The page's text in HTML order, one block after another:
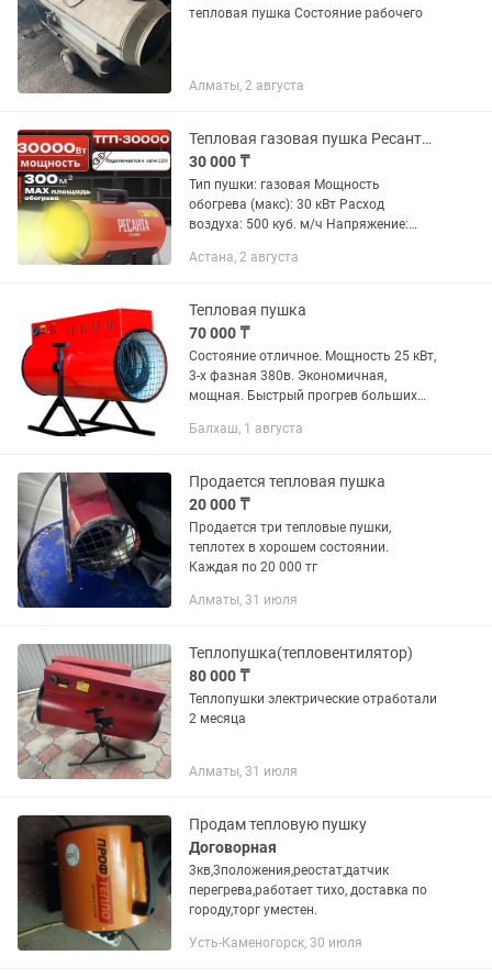
тепловая пушка Состояние рабочего
Алматы, 2 августа
Тепловая газовая пушка Ресанта ТГП-30000 на 300 квадратов, 30 кВт
30 000 ₸
Тип пушки: газовая Мощность
обогрева (макс): 30 кВт Расход
воздуха: 500 куб. м/ч Напряжение:
BT Топливо: газ Особенности:
Астана, 2 августа
Тепловая пушка
70 000 ₸
Состояние отличное. Мощность 25 кВт,
3-х фазная 380в. Экономичная,
мощная. Быстрый прогрев больших
регулировки скорости вращения
Балхаш, 1 августа
Продается тепловая пушка
20 000 ₸
Продается три тепловые пушки,
теплотех в хорошем состоянии.
Каждая по 20 000 тг
Алматы, 31 июля
Теплопушка(тепловентилятор)
80 000 ₸
Теплопушки электрические отработали
2 месяца
Алматы, 31 июля
Продам тепловую пушку
Договорная
3кв,3положения,реостат,датчик
перегрева,работает тихо, доставка по
городу,торг уместен.
Усть-Каменогорск, 30 июля